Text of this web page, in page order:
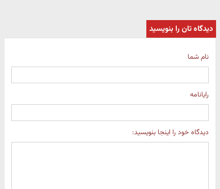
دیدگاه تان را بنویسید
نام شما
رایانامه
دیدگاه خود را اینجا بنویسید: